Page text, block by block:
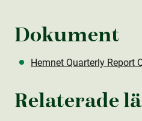
Dokument
Hemnet Quarterly Report
Relaterade